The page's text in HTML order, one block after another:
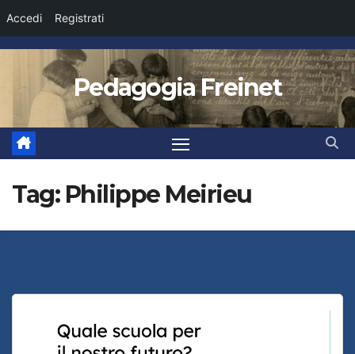
Accedi Registrati
Salta
contenuto
Pedagogia Freinet
Tag: Philippe Meirieu